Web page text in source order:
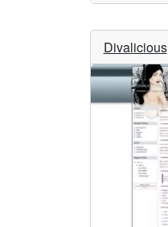
Divalicious